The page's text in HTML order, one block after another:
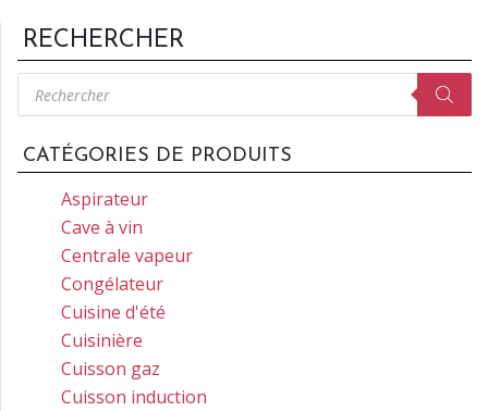
RECHERCHER
Recherche
de
produits
CATÉGORIES DE PRODUITS
Aspirateur
Cave à vin
Centrale vapeur
Congélateur
Cuisine d'été
Cuisinière
Cuisson gaz
Cuisson induction